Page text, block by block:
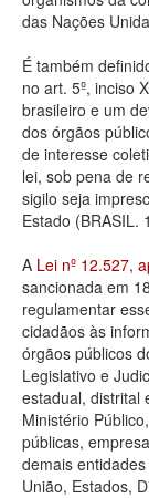
Deputados
Administração
Legislação
Agenda
Perguntas
Contato
das Nações
É também
no art. 5º, inciso
brasileiro e um
dos órgãos
de interesse
lei, sob pena de
sigilo seja
Estado (BRASIL.
A Lei nº 12.527,
sancionada em
regulamentar
cidadãos às
órgãos públicos
Legislativo e
estadual, distrital
Ministério
públicas,
demais
União, Estados,